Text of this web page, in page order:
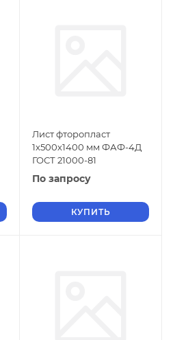
Лист фторопласт
1х500х1400 мм ФАФ-4Д
ГОСТ 21000-81
По запросу
КУПИТЬ